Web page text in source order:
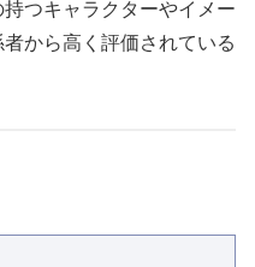
つキャラクターやイメー
から高く評価されている